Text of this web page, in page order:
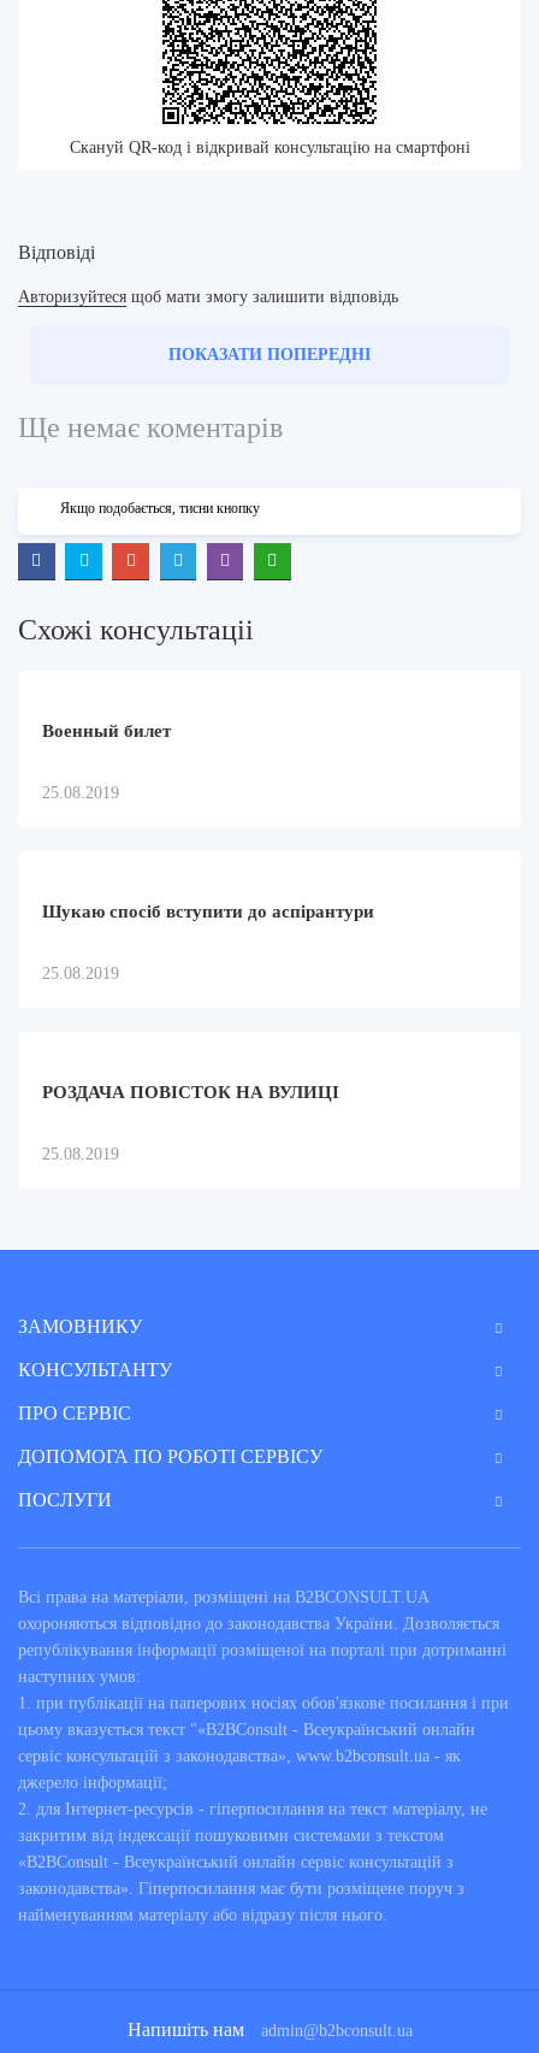
Скануй QR-код і відкривай консультацію на смартфоні
Відповіді
Авторизуйтеся щоб мати змогу залишити відповідь
ПОКАЗАТИ ПОПЕРЕДНІ
Ще немає коментарів
Якщо подобається, тисни кнопку
Схожi консультацii
Военный билет
25.08.2019
Шукаю спосіб вступити до аспірантури
25.08.2019
РОЗДАЧА ПОВІСТОК НА ВУЛИЦІ
25.08.2019
ЗАМОВНИКУ
КОНСУЛЬТАНТУ
ПРО СЕРВІС
ДОПОМОГА ПО РОБОТІ СЕРВІСУ
ПОСЛУГИ
Всі права на матеріали, розміщені на B2BCONSULT.UA
охороняються відповідно до законодавства України. Дозволяється
републікування інформації розміщеної на порталі при дотриманні
наступних умов:
1. при публікації на паперових носіях обов'язкове посилання і при
цьому вказується текст "«B2BConsult - Всеукраїнський онлайн
сервіс консультацій з законодавства», www.b2bconsult.ua - як
джерело інформації;
2. для Інтернет-ресурсів - гіперпосилання на текст матеріалу, не
закритим від індексації пошуковими системами з текстом
«B2BConsult - Всеукраїнський онлайн сервіс консультацій з
законодавства». Гіперпосилання має бути розміщене поруч з
найменуванням матеріалу або відразу після нього.
Напишіть нам admin@b2bconsult.ua